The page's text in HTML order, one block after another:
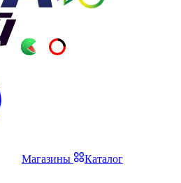
Магазины Каталог